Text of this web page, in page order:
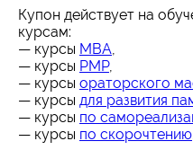
Купон действует на
курсам:
— курсы MBA,
— курсы PMP,
— курсы ораторского
— курсы для развития
— курсы по
— курсы по скорочтению